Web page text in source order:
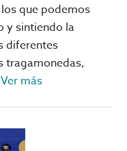
que podemos
y sintiendo la
diferentes
tragamonedas,
Ver másacerca